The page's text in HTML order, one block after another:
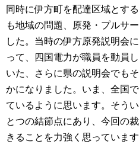
同時に伊方町を配達区域とす
も地域の問題、原発・プルサ
した。当時の伊方原発説明会
って、四国電力が職員を動員
いた、さらに県の説明会でも
かになりました。いま、全国
ているように思います。そう
とつの結節点にあり、今回の
きることを力強く思っています